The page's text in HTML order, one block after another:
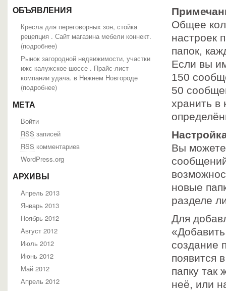
ОБЪЯВЛЕНИЯ
Кресла для переговорных зон, стойка
рецепция . Сайт магазина мебели коннект.
(подробнее)
Рынок загородной недвижимости, участки
ижс калужское шоссе . Прайс-лист
компании удача. в Нижнем Новгороде
(подробнее)
МЕТА
Войти
RSS записей
RSS комментариев
WordPress.org
АРХИВЫ
Апрель 2013
Январь 2013
Ноябрь 2012
Август 2012
Июль 2012
Июнь 2012
Май 2012
Апрель 2012
Общее
настроек
папок,
Если вы
150
50
хранить в
Вы можете
новые
разделе
Для
создание
появится
папку
неё, или